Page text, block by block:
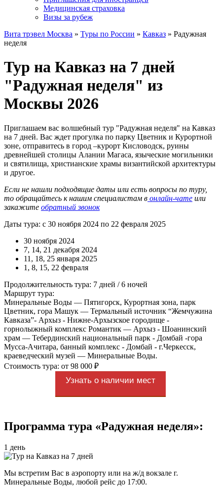
Медицинская страховка
Визы за рубеж
Вита трэвел Москва » Туры по России » Кавказ » Радужная
неделя
Тур на Кавказ на 7 дней
"Радужная неделя" из
Москвы 2026
Приглашаем вас волшебный тур "Радужная неделя" на Кавказ
на 7 дней. Вас ждет прогулка по парку Цветник и Курортной
зоне, отправитесь в город –курорт Кисловодск, руины
древнейшей столицы Алании Магаса, языческие могильники
и святилища, христианские храмы византийской архитектуры
и другое.
Если не нашли подходящие даты или есть вопросы по туру,
то обращайтесь к нашим специалистам в онлайн-чате или
закажите обратный звонок
Даты тура: с 30 ноября 2024 по 22 февраля 2025
30 ноября 2024
7, 14, 21 декабря 2024
11, 18, 25 января 2025
1, 8, 15, 22 февраля
Продолжительность тура: 7 дней / 6 ночей
Маршрут тура:
Минеральные Воды — Пятигорск, Курортная зона, парк
Цветник, гора Машук — Термальный источник “Жемчужина
Кавказа”- Архыз - Нижне-Архызское городище -
горнолыжный комплекс Романтик — Архыз - Шоанинский
храм — Тебердинский национальный парк - Домбай -гора
Мусса-Ачитара, банный комплекс - Домбай - г.Черкесск,
краеведческий музей — Минеральные Воды.
Стоимость тура: от 98 000 ₽
Узнать о наличии мест
Программа тура «Радужная неделя»:
1 день
Мы встретим Вас в аэропорту или на ж/д вокзале г.
Минеральные Воды, любой рейс до 17:00.